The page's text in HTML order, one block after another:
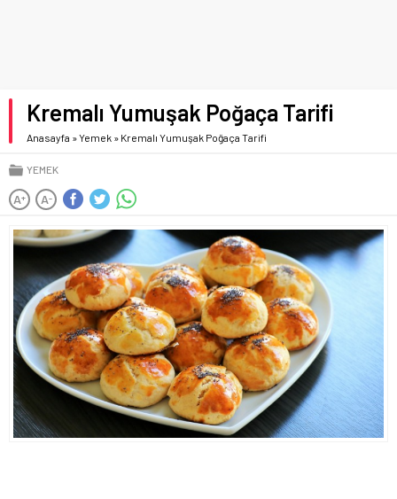
Kremalı Yumuşak Poğaça Tarifi
Anasayfa »Yemek » Kremalı Yumuşak Poğaça Tarifi
YEMEK
A+ A-